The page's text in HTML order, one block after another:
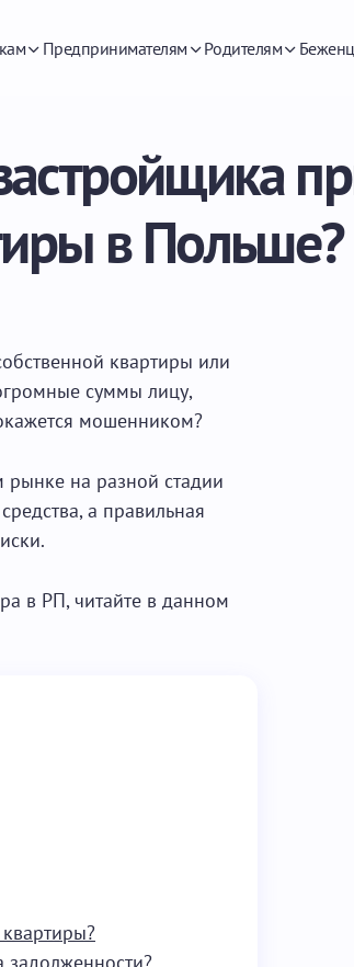
Предпринимателям Родителям
в Польше?
квартиры или
суммы лицу,
мошенником?
на разной стадии
а правильная
в РП, читайте в данном